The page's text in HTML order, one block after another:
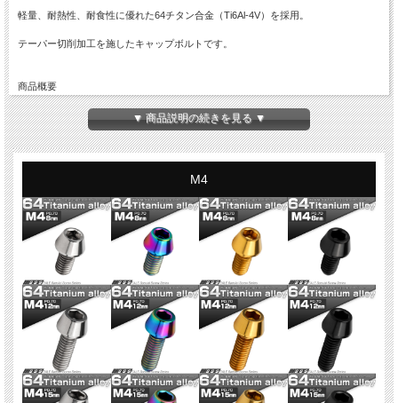
軽量、耐熱性、耐食性に優れた64チタン合金（Ti6Al-4V）を採用。
テーパー切削加工を施したキャップボルトです。
商品概要
■64チタン テーパーヘッド キャップボルト
■商品番号：JA335
■ネジの呼び：M5
■長さ：10mm
■カラー：ゴールド
■入数：数量1で1本
※記載のサイズ・重量は平均値です。個体により誤差がございます。また、個体差
により着色が異なります。色味違い等による商品の交換はできません。予めご理解
の上、ご購入ください。
※入荷ロットにより、仕様変更になる場合がございます。また、全ネジ・半ネジが
変わる場合がございます。現ロットの詳細が必要な場合は、お問い合わせくださ
※適合に関するお問い合わせにはお答えできません。お手持ちの商品とサイズを比
較してご購入ください。
※チタンはカジリや焼き付きの発生しやすい材質です。折損防止のため、グリス等
のカジリ防止ケミカル材のご使用をお勧め致します。
※ご注文確定後の商品のご変更はできません。ご注文前に必ずご注文内容をご確認
ください。
▼ 商品説明の続きを見る ▼
M4